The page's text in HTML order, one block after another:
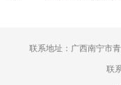
联系地址：广西南宁市
联